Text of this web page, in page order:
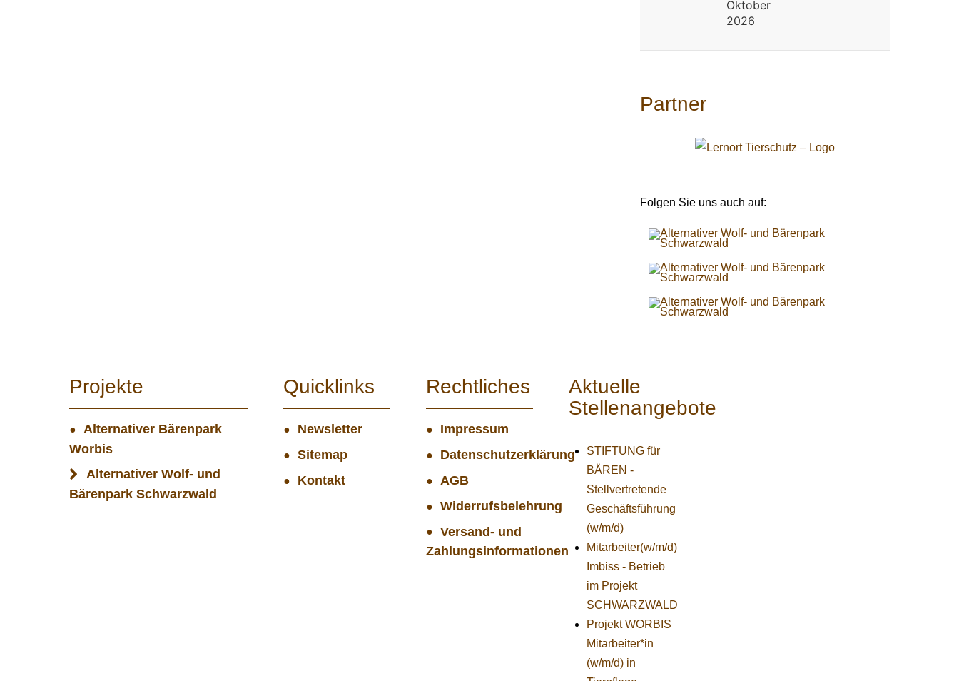
Oktober
2026
Partner
Folgen Sie uns auch auf:
Projekte
Alternativer Bärenpark
Worbis
Alternativer Wolf- und
Bärenpark Schwarzwald
Quicklinks
Newsletter
Sitemap
Kontakt
Rechtliches
Impressum
Datenschutzerklärung
AGB
Widerrufsbelehrung
Versand- und
Zahlungsinformationen
Aktuelle
Stellenangebote
STIFTUNG für
BÄREN -
Stellvertretende
Geschäftsführung
(w/m/d)
Mitarbeiter(w/m/d)
Imbiss - Betrieb
im Projekt
SCHWARZWALD
Projekt WORBIS
Mitarbeiter*in
(w/m/d) in